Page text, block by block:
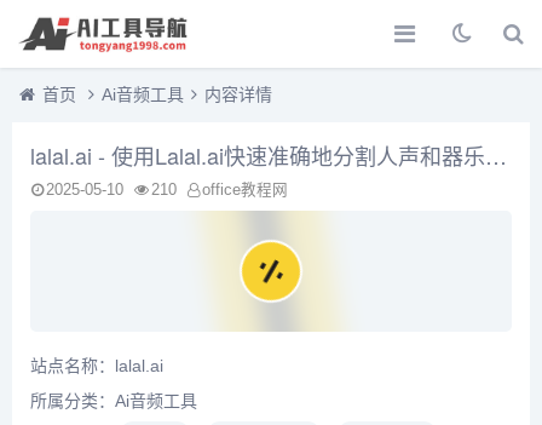
首页 Ai音频工具 内容详情
lalal.ai - 使用Lalal.ai快速准确地分割人声和器乐曲目，用Lalal.ai快速准确地分割声乐和器乐轨道。上传任何音频文件，并在几秒钟内收到高质量的提取轨道。
2025-05-10 210 office教程网
站点名称：lalal.ai
所属分类： Ai音频工具